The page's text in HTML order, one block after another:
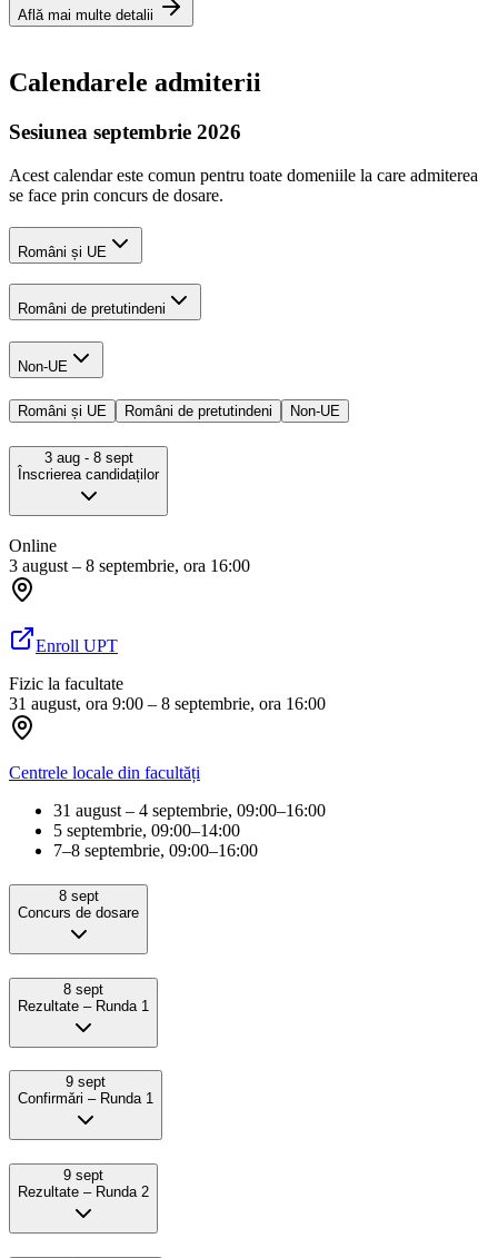
Află mai multe detalii
Calendarele admiterii
Sesiunea septembrie 2026
Acest calendar este comun pentru toate domeniile la care admiterea
se face prin concurs de dosare.
Români și UE
Români de pretutindeni
Non-UE
Români și UE Români de pretutindeni Non-UE
3 aug- 8 sept
Înscrierea candidaților
Online
3 august – 8 septembrie, ora 16:00
Enroll UPT
Fizic la facultate
31 august, ora 9:00 – 8 septembrie, ora 16:00
Centrele locale din facultăți
31 august – 4 septembrie, 09:00–16:00
5 septembrie, 09:00–14:00
7–8 septembrie, 09:00–16:00
8 sept
Concurs de dosare
8 sept
Rezultate – Runda 1
9 sept
Confirmǎri – Runda 1
9 sept
Rezultate – Runda 2